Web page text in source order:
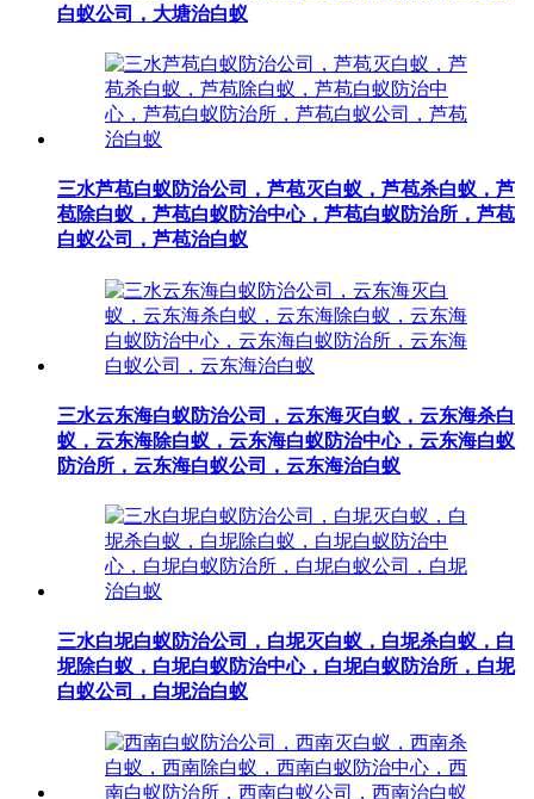
白蚁公司，大塘治白蚁
三水芦苞白蚁防治公司，芦苞灭白蚁，芦苞杀白蚁，芦
苞除白蚁，芦苞白蚁防治中心，芦苞白蚁防治所，芦苞
白蚁公司，芦苞治白蚁
三水云东海白蚁防治公司，云东海灭白蚁，云东海杀白
蚁，云东海除白蚁，云东海白蚁防治中心，云东海白蚁
防治所，云东海白蚁公司，云东海治白蚁
三水白坭白蚁防治公司，白坭灭白蚁，白坭杀白蚁，白
坭除白蚁，白坭白蚁防治中心，白坭白蚁防治所，白坭
白蚁公司，白坭治白蚁